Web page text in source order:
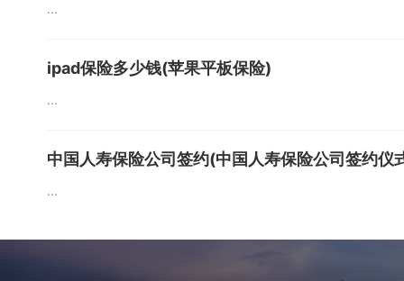
...
ipad保险多少钱(苹果平板保险)
...
中国人寿保险公司签约(中国人寿保险公司签约仪
...